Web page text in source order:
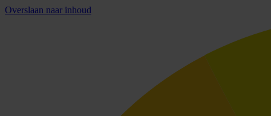
Overslaan naar inhoud